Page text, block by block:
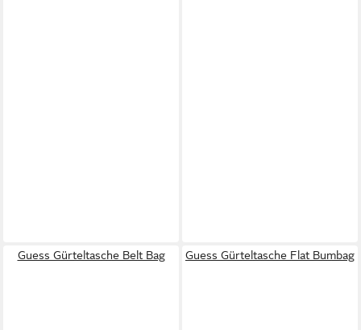
Guess Gürteltasche Belt Bag Guess Gürteltasche Flat Bumbag